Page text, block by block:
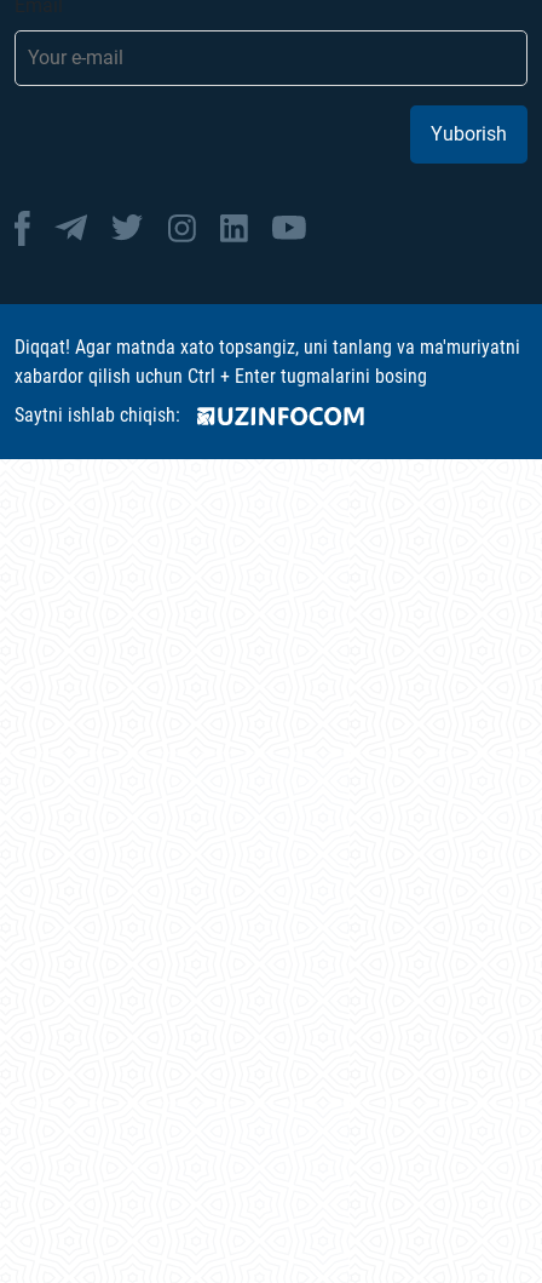
Yuborish
Diqqat! Agar matnda xato topsangiz, uni tanlang va ma'muriyatni
xabardor qilish uchun Ctrl + Enter tugmalarini bosing
Saytni ishlab chiqish: